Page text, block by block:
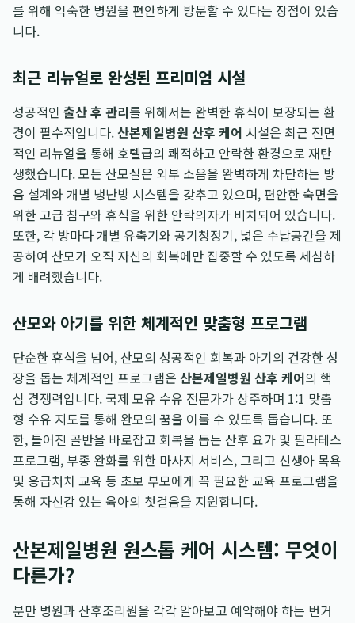
를 위해 익숙한 병원을 편안하게 방문할 수 있다는 장점이 있습
니다.
최근 리뉴얼로 완성된 프리미엄 시설
성공적인 출산 후 관리를 위해서는 완벽한 휴식이 보장되는 환
경이 필수적입니다.산본제일병원 산후 케어 시설은 최근 전면
적인 리뉴얼을 통해 호텔급의 쾌적하고 안락한 환경으로 재탄
생했습니다. 모든 산모실은 외부 소음을 완벽하게 차단하는 방
음 설계와 개별 냉난방 시스템을 갖추고 있으며, 편안한 숙면을
위한 고급 침구와 휴식을 위한 안락의자가 비치되어 있습니다.
또한, 각 방마다 개별 유축기와 공기청정기, 넓은 수납공간을 제
공하여 산모가 오직 자신의 회복에만 집중할 수 있도록 세심하
게 배려했습니다.
산모와 아기를 위한 체계적인 맞춤형 프로그램
단순한 휴식을 넘어, 산모의 성공적인 회복과 아기의 건강한 성
장을 돕는 체계적인 프로그램은 산본제일병원 산후 케어의 핵
심 경쟁력입니다. 국제 모유 수유 전문가가 상주하며 1:1 맞춤
형 수유 지도를 통해 완모의 꿈을 이룰 수 있도록 돕습니다. 또
한, 틀어진 골반을 바로잡고 회복을 돕는 산후 요가 및 필라테스
프로그램, 부종 완화를 위한 마사지 서비스, 그리고 신생아 목욕
및 응급처치 교육 등 초보 부모에게 꼭 필요한 교육 프로그램을
통해 자신감 있는 육아의 첫걸음을 지원합니다.
산본제일병원 원스톱 케어 시스템: 무엇이
다른가?
분만 병원과 산후조리원을 각각 알아보고 예약해야 하는 번거